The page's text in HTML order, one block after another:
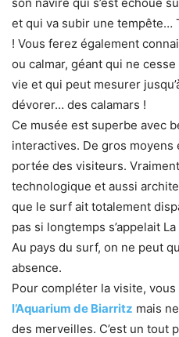
et qui va subir une tempête…
! Vous ferez également
ou calmar, géant qui ne
vie et qui peut mesurer
dévorer… des calamars !
Ce musée est superbe avec
interactives. De gros
portée des visiteurs.
technologique et aussi
que le surf ait totalement
pas si longtemps s’appelait
Au pays du surf, on ne peut
absence.
Pour compléter la visite,
l’Aquarium de Biarritz mais
des merveilles. C’est un tout